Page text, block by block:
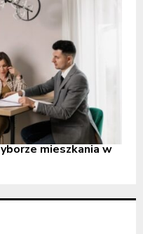
mieszkania w